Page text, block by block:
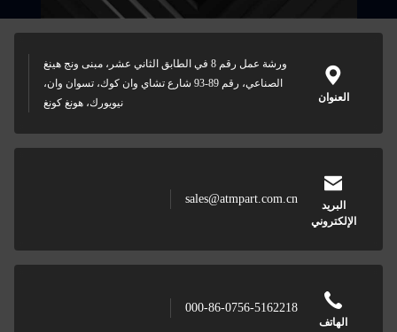
ورشة عمل رقم 8 في الطابق الثاني عشر، مبنى ونج هينغ
الصناعي، رقم 89-93 شارع تشاي وان كوك، تسوان وان،
نيويورك، هونغ كونغ
sales@atmpart.com.cn
000-86-0756-5162218